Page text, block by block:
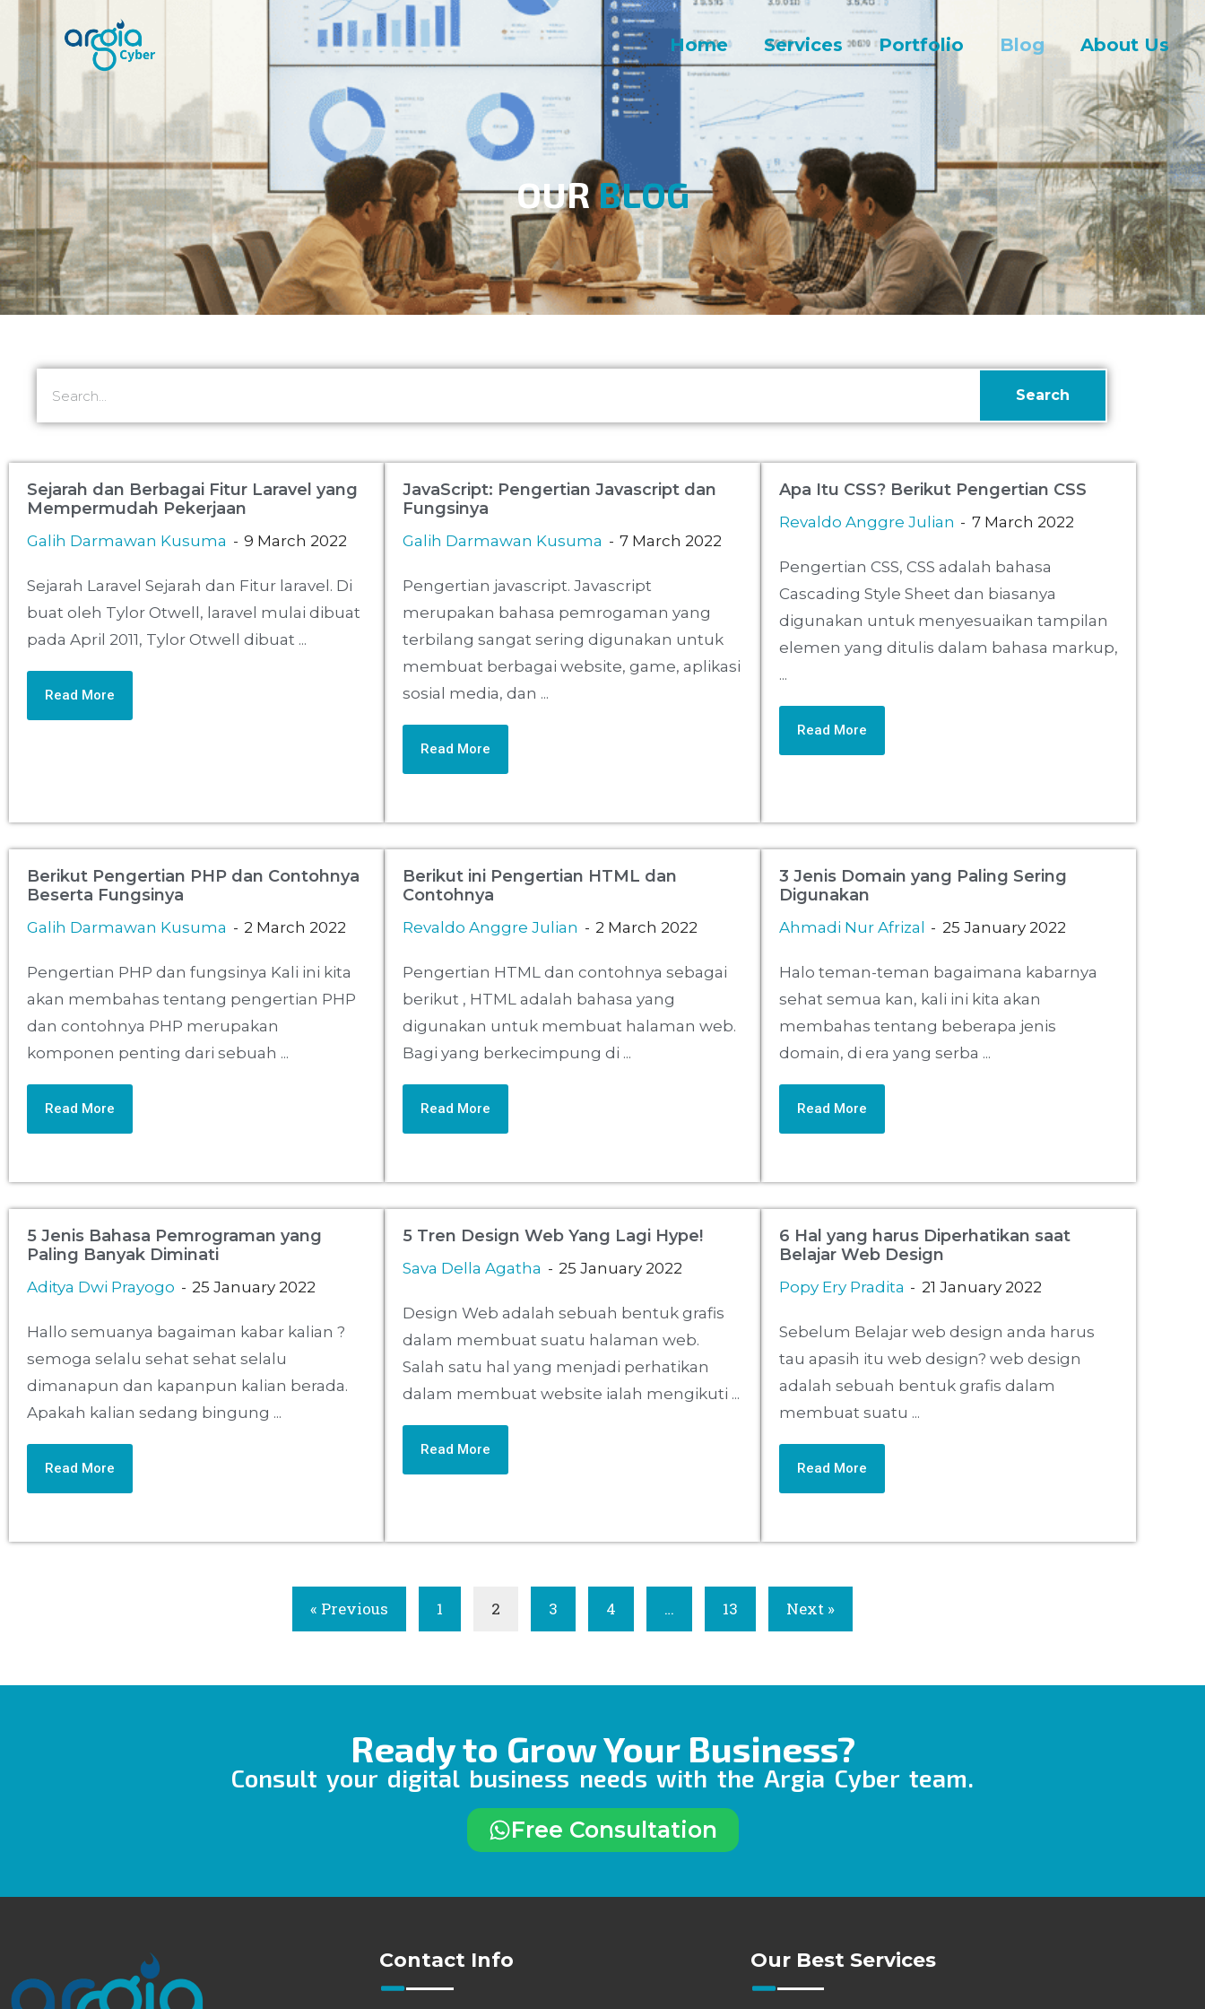
Home Services Portfolio Blog About Us
OURBLOG
Search
Sejarah dan Berbagai Fitur Laravel yang
Mempermudah Pekerjaan
Galih Darmawan Kusuma 9 March 2022
Sejarah Laravel Sejarah dan Fitur laravel. Di
buat oleh Tylor Otwell, laravel mulai dibuat
pada April 2011, Tylor Otwell dibuat ...
Read More
JavaScript: Pengertian Javascript dan
Fungsinya
Galih Darmawan Kusuma 7 March 2022
Pengertian javascript. Javascript
merupakan bahasa pemrogaman yang
terbilang sangat sering digunakan untuk
membuat berbagai website, game, aplikasi
sosial media, dan ...
Read More
Apa Itu CSS? Berikut Pengertian CSS
Revaldo Anggre Julian 7 March 2022
Pengertian CSS, CSS adalah bahasa
Cascading Style Sheet dan biasanya
digunakan untuk menyesuaikan tampilan
elemen yang ditulis dalam bahasa markup,
...
Read More
Berikut Pengertian PHP dan Contohnya
Beserta Fungsinya
Galih Darmawan Kusuma 2 March 2022
Pengertian PHP dan fungsinya Kali ini kita
akan membahas tentang pengertian PHP
dan contohnya PHP merupakan
komponen penting dari sebuah ...
Read More
Berikut ini Pengertian HTML dan
Contohnya
Revaldo Anggre Julian 2 March 2022
Pengertian HTML dan contohnya sebagai
berikut , HTML adalah bahasa yang
digunakan untuk membuat halaman web.
Bagi yang berkecimpung di ...
Read More
3 Jenis Domain yang Paling Sering
Digunakan
Ahmadi Nur Afrizal 25 January 2022
Halo teman-teman bagaimana kabarnya
sehat semua kan, kali ini kita akan
membahas tentang beberapa jenis
domain, di era yang serba ...
Read More
5 Jenis Bahasa Pemrograman yang
Paling Banyak Diminati
Aditya Dwi Prayogo 25 January 2022
Hallo semuanya bagaiman kabar kalian ?
semoga selalu sehat sehat selalu
dimanapun dan kapanpun kalian berada.
Apakah kalian sedang bingung ...
Read More
5 Tren Design Web Yang Lagi Hype!
Sava Della Agatha 25 January 2022
Design Web adalah sebuah bentuk grafis
dalam membuat suatu halaman web.
Salah satu hal yang menjadi perhatikan
dalam membuat website ialah mengikuti ...
Read More
6 Hal yang harus Diperhatikan saat
Belajar Web Design
Popy Ery Pradita 21 January 2022
Sebelum Belajar web design anda harus
tau apasih itu web design? web design
adalah sebuah bentuk grafis dalam
membuat suatu ...
Read More
« Previous 1 2 3 4 … 13 Next »
Ready to Grow Your Business?
Consult your digital business needs with the Argia Cyber team.
Free Consultation
Contact Info Our Best Services